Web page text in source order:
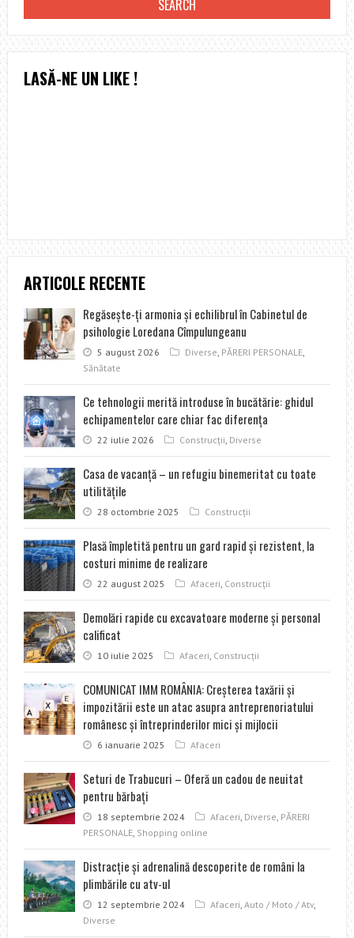
LASĂ-NE UN LIKE !
ARTICOLE RECENTE
Regăseşte-ţi armonia şi echilibrul în Cabinetul de
psihologie Loredana Cîmpulungeanu
5 august 2026 Diverse PĂRERI PERSONALE,
Sănătate
Ce tehnologii merită introduse în bucătărie: ghidul
echipamentelor care chiar fac diferența
22 iulie 2026 Construcţii Diverse
Casa de vacanţă – un refugiu binemeritat cu toate
utilităţile
28 octombrie 2025 Construcţii
Plasă împletită pentru un gard rapid şi rezistent, la
costuri minime de realizare
22 august 2025 Afaceri Construcţii
Demolări rapide cu excavatoare moderne şi personal
calificat
10 iulie 2025 Afaceri Construcţii
COMUNICAT IMM ROMÂNIA: Creșterea taxării și
impozitării este un atac asupra antreprenoriatului
românesc și întreprinderilor mici și mijlocii
6 ianuarie 2025 Afaceri
Seturi de Trabucuri – Oferă un cadou de neuitat
pentru bărbați
18 septembrie 2024 Afaceri Diverse PĂRERI
PERSONALE, Shopping online
Distracţie şi adrenalină descoperite de români la
plimbările cu atv-ul
12 septembrie 2024 Afaceri Auto / Moto / Atv,
Diverse